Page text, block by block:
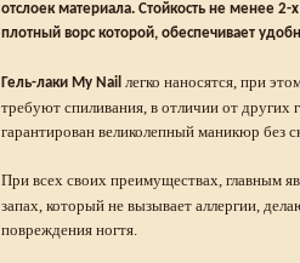
отслоек материала. Стойкость не менее
плотный ворс которой, обеспечивает
Гель-лаки My Nail легко наносятся, при
требуют спиливания, в отличии от других
гарантирован великолепный маникюр без
При всех своих преимуществах, главным
запах, который не вызывает аллергии,
повреждения ногтя.